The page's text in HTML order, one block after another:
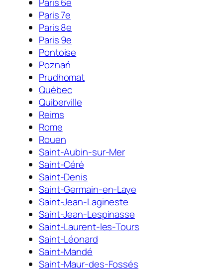
Paris 7e
Paris 8e
Paris 9e
Pontoise
Poznań
Prudhomat
Québec
Quiberville
Reims
Rome
Rouen
Saint-Aubin-sur-Mer
Saint-Céré
Saint-Denis
Saint-Germain-en-Laye
Saint-Jean-Lagineste
Saint-Jean-Lespinasse
Saint-Laurent-les-Tours
Saint-Léonard
Saint-Mandé
Saint-Maur-des-Fossés